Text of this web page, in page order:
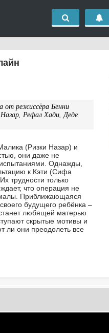
от режиссёра Бенни
Рефал Хади, Деде
(Ризки Назар) и
они даже не
испытаниями. Однажды,
к Кэти (Сифа
трудности только
что операция не
Приближающаяся
будущего ребёнка –
любящей матерью
скрытые мотивы и
ли они преодолеть все